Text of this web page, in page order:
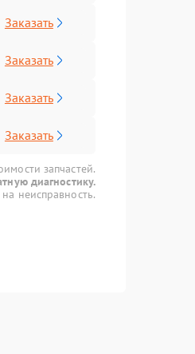
Заказать
Заказать
Заказать
Заказать
запчастей.
диагностику.
неисправность.